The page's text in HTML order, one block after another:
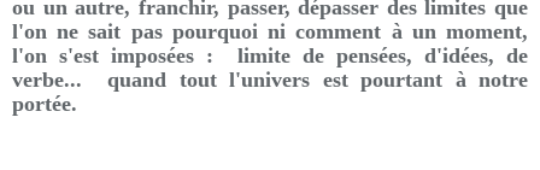
ou un autre, franchir, passer, dépasser des limites que
l'on ne sait pas pourquoi ni comment à un moment,
l'on s'est imposées : limite de pensées, d'idées, de
verbe... quand tout l'univers est pourtant à notre
portée.